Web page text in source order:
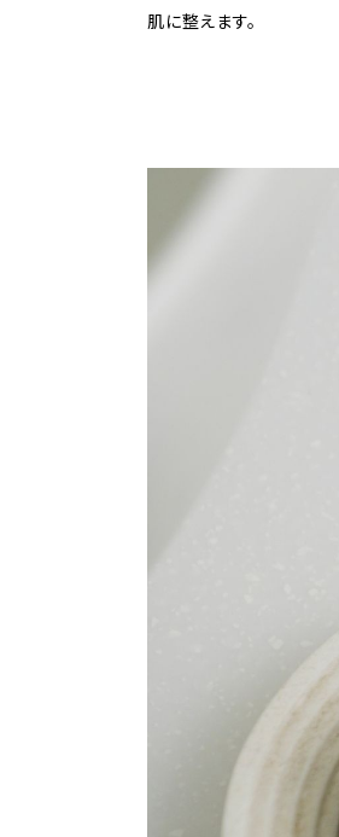
肌に整えます。